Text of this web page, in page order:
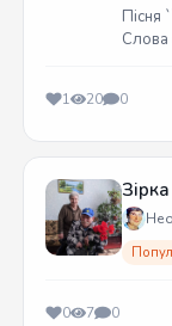
Пісня
Слова
1 20 0
0 7 0